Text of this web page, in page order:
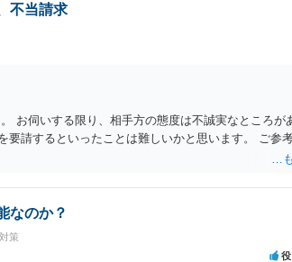
不当請求
お伺いする限り、相手方の態度は不誠実なところが
要請するといったことは難しいかと思います。 ご参
なのか？
策